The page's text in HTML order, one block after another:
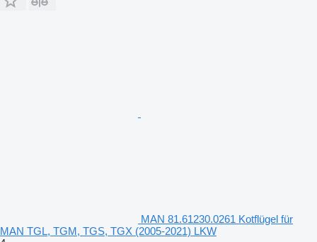
MAN 81.61230.0261 Kotflügel für
MAN TGL, TGM, TGS, TGX (2005-2021) LKW